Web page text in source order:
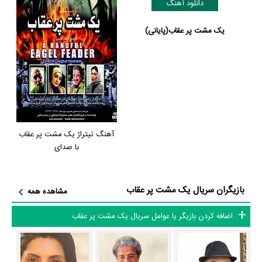
داستان سریال یک مشت پر عقاب
از محتوا و داستان سریال یک مشت پر عقاب چقدر اطلاع دارید؟ فیلم‌نامه یک
نوشته شده است.
در خلاصه داستانی که یا از سوی تیم رسانه‌ای اثر و یا توسط دیگر رسانه‌ها درباره
داستان یک مشت پر عقاب منتشر شده است، می‌خوانیم: «قصه یک خانواده را
در سالهای پایانی حکومت پهلوی روایت می کند. امیرحسین دانشور ، پسر این
خانواده با بازی حامد بهداد ، به عنوان افسر وظیفه در پادگان عجب شیر
آذربایجان شرقی خدمت می کند. وقوع حادثه ای برای خواهرش مهشید او را به
او خبر می دهند که سرنخهای تازه ای از حادثه ای که برای خواهرش رخ داده ،
کشف شده و او باید به تهران بیاید. از این مقطع ، داستان با وقایع انقلاب گره
می خورد و رویدادهایی چون جنبش تبریز ، جمعه خونین ۱۷ شهریور ، اعتصاب
کارکنان شرکت نفت و… در کنار قصه اصلی روایت می شود. »
دانلود آهنگ
یک مشت پر عقاب(پایانی)
آهنگ تیتراژ یک مشت پر عقاب
با صدای
بازیگران سریال یک مشت پر عقاب
مشاهده همه
اضافه کردن بازیگر یا عوامل سریال یک مشت پر عقاب